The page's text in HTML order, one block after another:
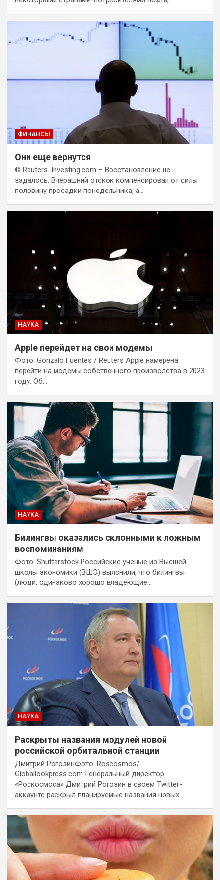
ФИНАНСЫ
Они еще вернутся
© Reuters. Investing.com – Восстановление не
задалось. Вчерашний отскок компенсировал от силы
половину просадки понедельника, а…
НАУКА
Apple перейдет на свои модемы
Фото: Gonzalo Fuentes / Reuters Apple намерена
перейти на модемы собственного производства в 2023
году. Об…
НАУКА
Билингвы оказались склонными к ложным
воспоминаниям
Фото: Shutterstock Российские ученые из Высшей
школы экономики (ВШЭ) выяснили, что билингвы
(люди, одинаково хорошо владеющие…
НАУКА
Раскрыты названия модулей новой
российской орбитальной станции
Дмитрий РогозинФото: Roscosmos/
Globallookpress.com Генеральный директор
«Роскосмоса» Дмитрий Рогозин в своем Twitter-
аккаунте раскрыл планируемые названия новых…